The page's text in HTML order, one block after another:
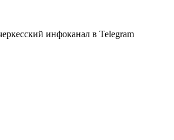
инфоканал в Telegram